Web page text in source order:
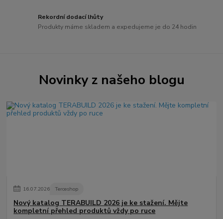
Rekordní dodací lhůty
Produkty máme skladem a expedujeme je do 24 hodin
Novinky z našeho blogu
16.07.2026 Terceshop
Nový katalog TERABUILD 2026 je ke stažení. Mějte
kompletní přehled produktů vždy po ruce